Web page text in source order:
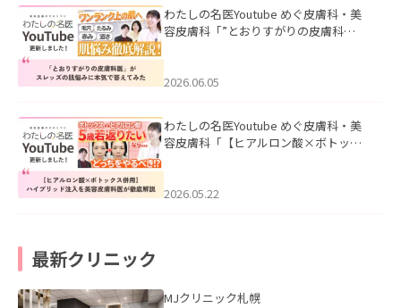
わたしの名医Youtube めぐ皮膚科・美
容皮膚科「”とおりすがりの皮膚科
2026.06.05
わたしの名医Youtube めぐ皮膚科・美
容皮膚科「【ヒアルロン酸×ボトック
た。
2026.05.22
最新クリニック
MJクリニック札幌